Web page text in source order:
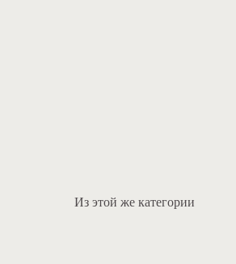
Из этой же категории